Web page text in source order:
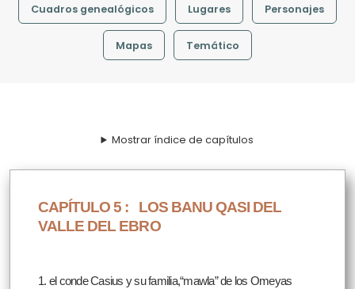
Cuadros genealógicos Lugares Personajes
Mapas Temático
Mostrar índice de capítulos
CAPÍTULO 5 : LOS BANU QASI DEL
VALLE DEL EBRO
1. el conde Casius y su familia,“mawla” de los Omeyas